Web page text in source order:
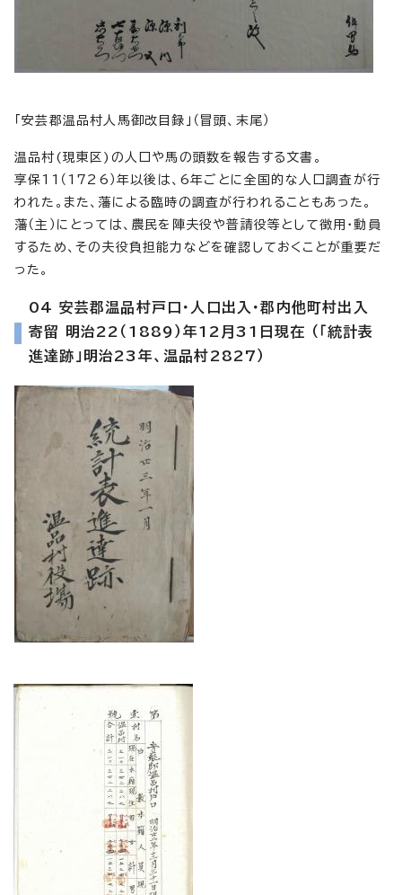
「安芸郡温品村人馬御改目録」（冒頭、末尾）
温品村(現東区)の人口や馬の頭数を報告する文書。
享保11（1726）年以後は、6年ごとに全国的な人口調査が行
われた。また、藩による臨時の調査が行われることもあった。
藩（主）にとっては、農民を陣夫役や普請役等として徴用・動員
するため、その夫役負担能力などを確認しておくことが重要だ
った。
04 安芸郡温品村戸口・人口出入・郡内他町村出入
寄留 明治22（1889）年12月31日現在 （「統計表
進達跡」明治23年、温品村2827）